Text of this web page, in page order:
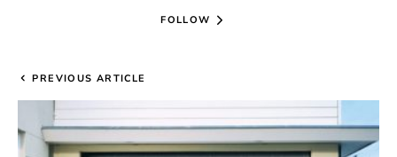
FOLLOW
PREVIOUS ARTICLE